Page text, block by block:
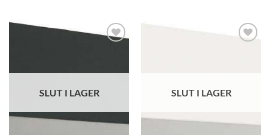
SLUT I LAGER SLUT I LAGER